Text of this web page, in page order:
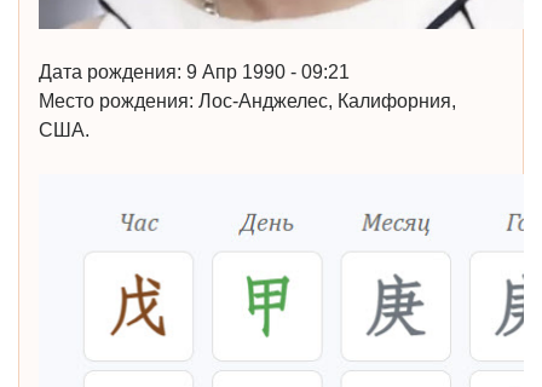
Дата рождения: 9 Апр 1990 - 09:21
Место рождения: Лос-Анджелес, Калифорния,
США.